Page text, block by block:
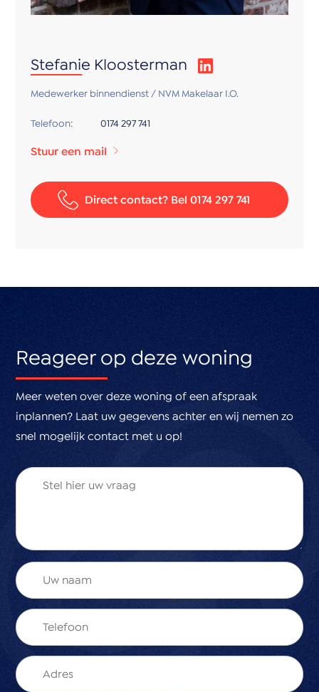
aanwezig met keukenblok, opstelplaats van de CV-
Bijzonderheden:
* Energielabel B
* Woonoppervlakte circa 90 m²
* Voorzien van kunststof kozijnen met dubbele
* CV-ketel Vaillant (bouwjaar 2010, geplaatst in 2012)
* Zonnig balkon gelegen op het Zuid-Oosten
* Santen & Gasille verkoopvoorwaarden van toepassing
appartement met uitzicht op groen!
Stefanie Kloosterman
Medewerker binnendienst / NVM Makelaar I.O.
Telefoon: 0174 297 741
Stuur een mail
Direct contact? Bel 0174 297 741
Reageer op deze woning
Meer weten over deze woning of een afspraak
inplannen? Laat uw gegevens achter en wij nemen zo
snel mogelijk contact met u op!